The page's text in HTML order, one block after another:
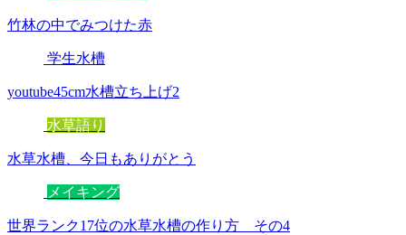
竹林の中でみつけた赤
学生水槽
youtube45cm水槽立ち上げ2
水草語り
水草水槽、今日もありがとう
メイキング
世界ランク17位の水草水槽の作り方 その4